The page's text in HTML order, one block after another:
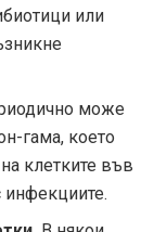
или
може
гама, което
клетките във
инфекциите.